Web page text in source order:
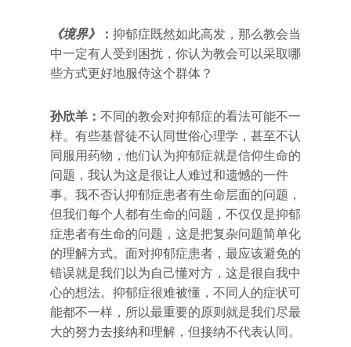
《境界》 ： 抑郁症既然如此高发，那么教会当
中一定有人受到困扰，你认为教会可以采取哪
些方式更好地服侍这个群体？
孙欣羊： 不同的教会对抑郁症的看法可能不一
样。有些基督徒不认同世俗心理学，甚至不认
同服用药物，他们认为抑郁症就是信仰生命的
问题，我认为这是很让人难过和遗憾的一件
事。我不否认抑郁症患者有生命层面的问题，
但我们每个人都有生命的问题，不仅仅是抑郁
症患者有生命的问题，这是把复杂问题简单化
的理解方式。面对抑郁症患者，最应该避免的
错误就是我们以为自己懂对方，这是很自我中
心的想法。抑郁症很难被懂，不同人的症状可
能都不一样，所以最重要的原则就是我们尽最
大的努力去接纳和理解，但接纳不代表认同。